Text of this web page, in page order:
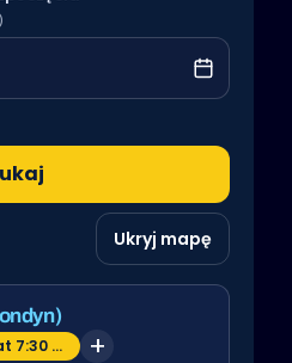
Ukryj mapę
Następny CBT: 19 Aug at 7:30 am